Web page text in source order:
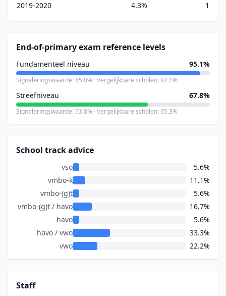
2019-2020
4.3% 1
End-of-primary exam reference levels
Fundamenteel niveau 95.1%
Signaleringswaarde: 85.0% · Vergelijkbare scholen: 97.1%
Streefniveau 67.8%
Signaleringswaarde: 53.8% · Vergelijkbare scholen: 65.3%
School track advice
vso
5.6%
vmbo-k
11.1%
vmbo-(g)t
5.6%
vmbo-(g)t / havo
16.7%
havo
5.6%
havo / vwo
33.3%
vwo
22.2%
Staff